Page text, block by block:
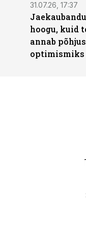
31.07.26, 17:37
hoogu, kuid
annab
optimismiks